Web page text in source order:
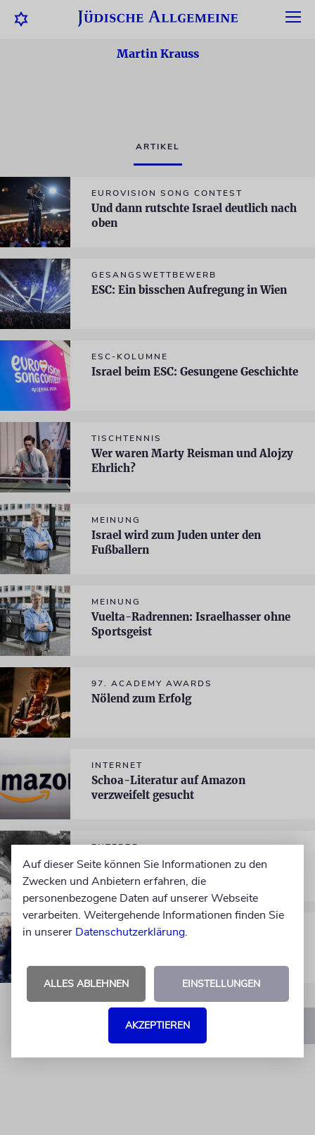
Martin Krauss
ARTIKEL
EUROVISION SONG CONTEST
Und dann rutschte Israel deutlich nach
oben
GESANGSWETTBEWERB
ESC: Ein bisschen Aufregung in Wien
ESC-KOLUMNE
Israel beim ESC: Gesungene Geschichte
TISCHTENNIS
Wer waren Marty Reisman und Alojzy
Ehrlich?
MEINUNG
Israel wird zum Juden unter den
Fußballern
MEINUNG
Vuelta-Radrennen: Israelhasser ohne
Sportsgeist
97. ACADEMY AWARDS
Nölend zum Erfolg
INTERNET
Schoa-Literatur auf Amazon
verzweifelt gesucht
ENTEBBE
Die Aktualität von »Operation
Jonathan«
EXTREMISMUS
3 …
Auf dieser Seite können Sie Informationen zu den
Zwecken und Anbietern erfahren, die
personenbezogene Daten auf unserer Webseite
verarbeiten. Weitergehende Informationen finden Sie
in unserer Datenschutzerklärung.
ALLES ABLEHNEN EINSTELLUNGEN
AKZEPTIEREN